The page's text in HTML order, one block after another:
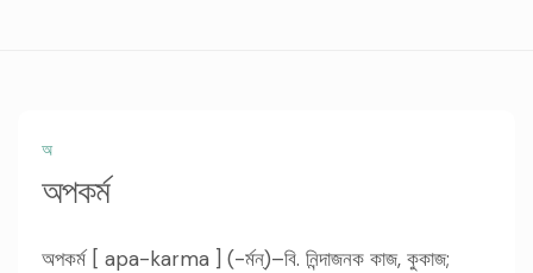
অ
অপকর্ম
অপকর্ম [ apa-karma ] (-র্মন্)–বি. নিন্দাজনক কাজ, কুকাজ;